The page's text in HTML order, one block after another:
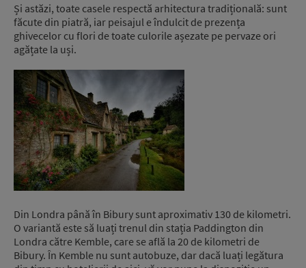
Și astăzi, toate casele respectă arhitectura tradițională: sunt
făcute din piatră, iar peisajul e îndulcit de prezența
ghivecelor cu flori de toate culorile așezate pe pervaze ori
agățate la uși.
Din Londra până în Bibury sunt aproximativ 130 de kilometri.
O variantă este să luați trenul din stația Paddington din
Londra către Kemble, care se află la 20 de kilometri de
Bibury. În Kemble nu sunt autobuze, dar dacă luați legătura